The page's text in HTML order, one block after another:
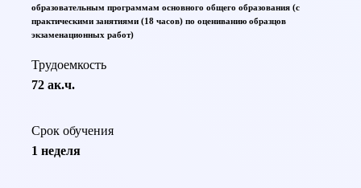
образовательным программам основного общего образования (с
практическими занятиями (18 часов) по оцениванию образцов
экзаменационных работ)
Трудоемкость
72 ак.ч.
Срок обучения
1 неделя